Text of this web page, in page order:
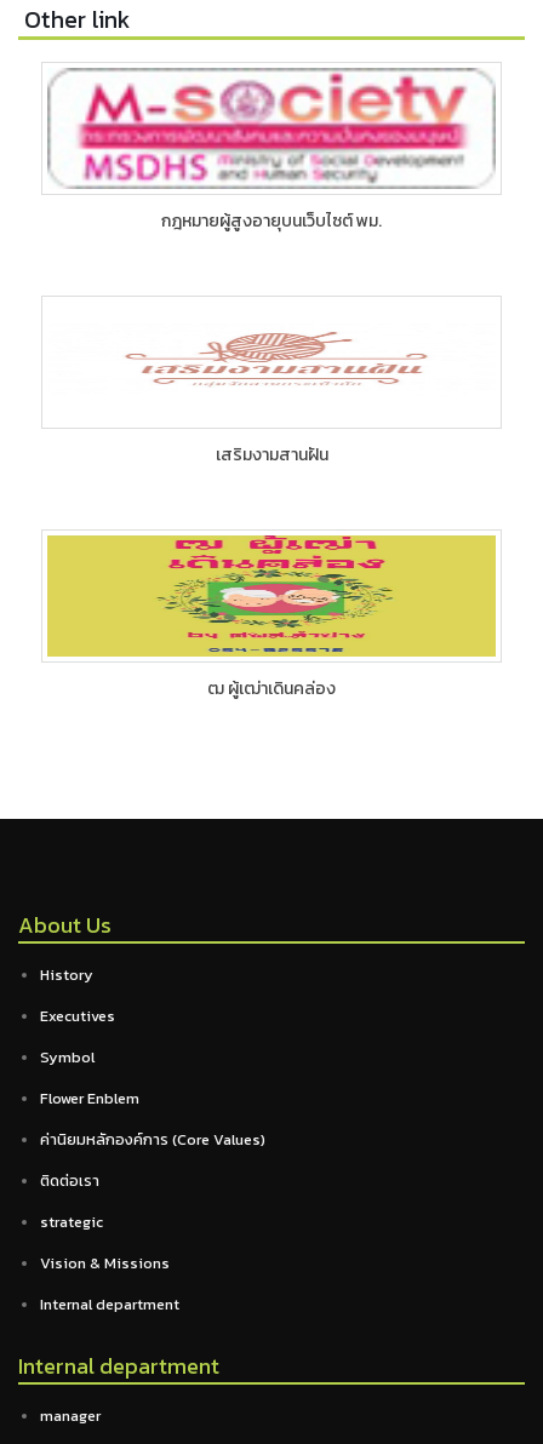
Other link
กฎหมายผู้สูงอายุบนเว็บไซต์ พม.
เสริมงามสานฝัน
ฒ ผู้เฒ่าเดินคล่อง
About Us
History
Executives
Symbol
Flower Enblem
ค่านิยมหลักองค์การ (Core Values)
ติดต่อเรา
strategic
Vision & Missions
Internal department
Internal department
manager